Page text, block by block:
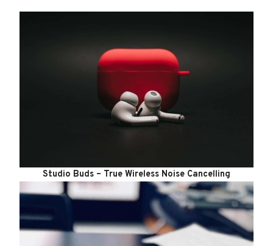
Studio Buds – True Wireless Noise Cancelling